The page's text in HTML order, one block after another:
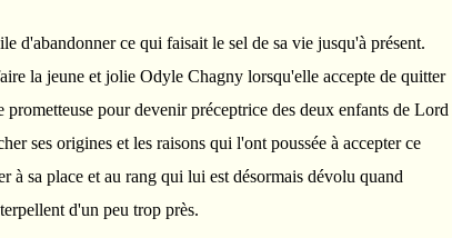
d'abandonner ce qui faisait le sel de sa vie jusqu'à présent.
la jeune et jolie Odyle Chagny lorsqu'elle accepte de quitter
prometteuse pour devenir préceptrice des deux enfants de Lord
ses origines et les raisons qui l'ont poussée à accepter ce
à sa place et au rang qui lui est désormais dévolu quand
d'un peu trop près.